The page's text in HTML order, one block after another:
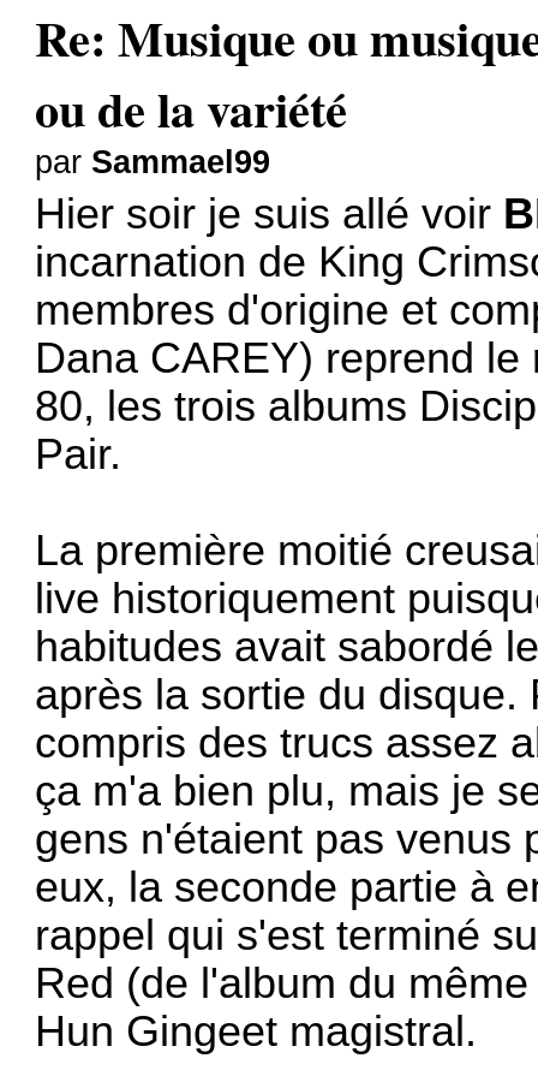
Re: Musique ou
ou de la variété
par Sammael99
Hier soir je suis allé voir
incarnation de King
membres d'origine et
Dana CAREY) reprend
80, les trois albums
Pair.
La première moitié
live historiquement
habitudes avait sabordé
après la sortie du
compris des trucs assez
ça m'a bien plu, mais je
gens n'étaient pas venus
eux, la seconde partie à
rappel qui s'est terminé
Red (de l'album du
Hun Gingeet magistral.